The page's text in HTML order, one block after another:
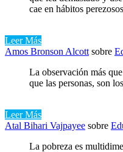
cae en hábitos
Leer Más
Amos Bronson Alcott sobre
La observación más
que las personas, son
Leer Más
Atal Bihari Vajpayee sobre
La pobreza es